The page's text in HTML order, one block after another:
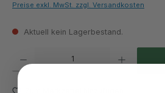
Preise exkl. MwSt. zzgl. Versandkosten
Aktuell kein Lagerbestand.